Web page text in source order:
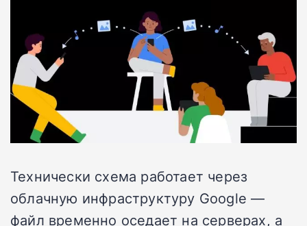
Технически схема работает через
облачную инфраструктуру Google —
файл временно оседает на серверах, а